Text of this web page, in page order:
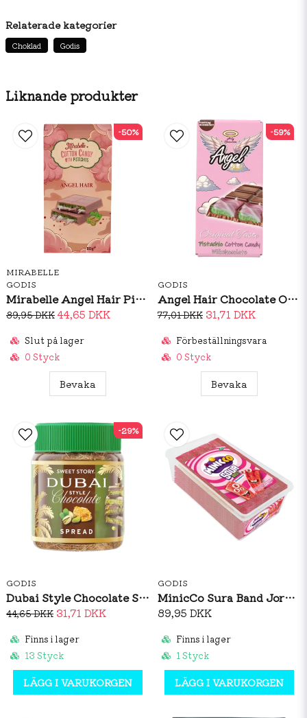
Liknande produkter
MIRABELLE
GODIS
Mirabelle Angel Hair Pink 80g
89,95 DKK 44,65 DKK
Slut på lager
0 Styck
Bevaka
-50%
GODIS
Angel Hair Chocolate Original Taste 100g
77,01 DKK 31,71 DKK
Förbeställningsvara
0 Styck
Bevaka
-59%
GODIS
Dubai Style Chocolate Spread 150g
44,65 DKK 31,71 DKK
Finns i lager
13 Styck
LÄGG I VARUKORGEN
-29%
GODIS
MinicCo Sura Band Jordgubb 1,5kg
89,95 DKK
Finns i lager
1 Styck
LÄGG I VARUKORGEN
klorofylliner E141, gurkmeja),
emulgeringsmedel(SOLROSLECITIN)], Pismaniye
(20%) (Turkisk sockervadd)
surhetsreglerandemedel (citronsyra)].
Näringsinformationper 100 gEnergi2107 kJ / 504
kcal Fett28 gvarav mättat fett21 gKolhydrat54 gvarav
sockerarter38 gProtein9 gSalt0,45 g
Relaterade kategorier
Choklad Godis